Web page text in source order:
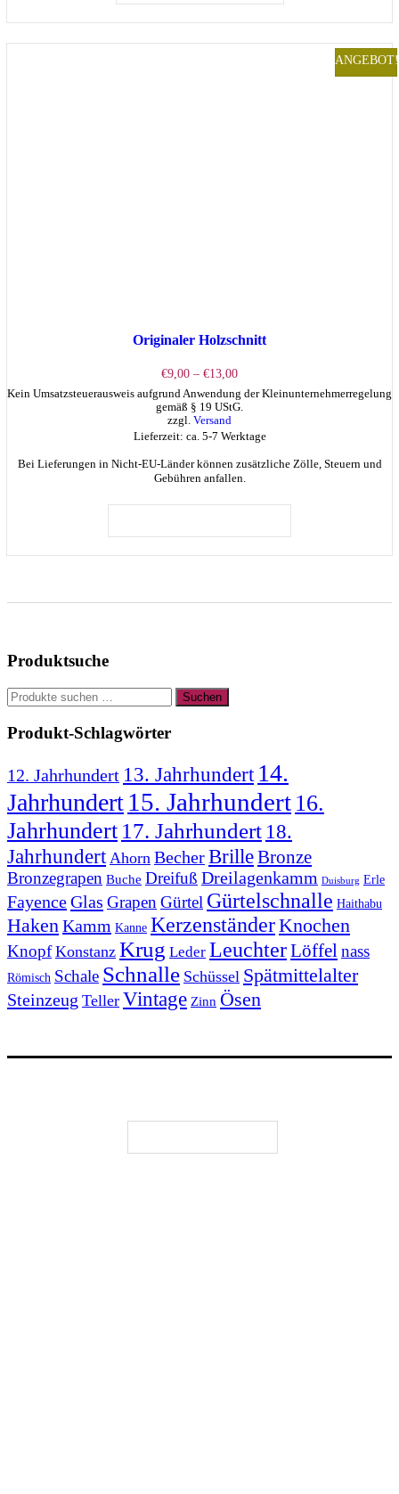
ANGEBOT!
Originaler Holzschnitt
€9,00 – €13,00Preisspanne:
€9,00
bis
Kein Umsatzsteuerausweis aufgrund Anwendung der Kleinunternehmerregelung
gemäß § 19 UStG.
zzgl. Versand
Lieferzeit: ca. 5-7 Werktage
Bei Lieferungen in Nicht-EU-Länder können zusätzliche Zölle, Steuern und
Gebühren anfallen.
Dieses
weist
mehrere
Die
Produktsuche
Suchen
nach:
Suchen
Produkt-Schlagwörter
12. Jahrhundert 13. Jahrhundert 14.
Jahrhundert15. Jahrhundert 16.
Jahrhundert 17. Jahrhundert 18.
Jahrhundert Ahorn BecherBrilleBronze
Bronzegrapen Buche Dreifuß Dreilagenkamm Duisburg Erle
FayenceGlas GrapenGürtel Gürtelschnalle Haithabu
HakenKamm Kanne KerzenständerKnochen
Knopf Konstanz Krug Leder LeuchterLöffelnass
Römisch Schale Schnalle Schüssel Spätmittelalter
Steinzeug Teller Vintage Zinn Ösen